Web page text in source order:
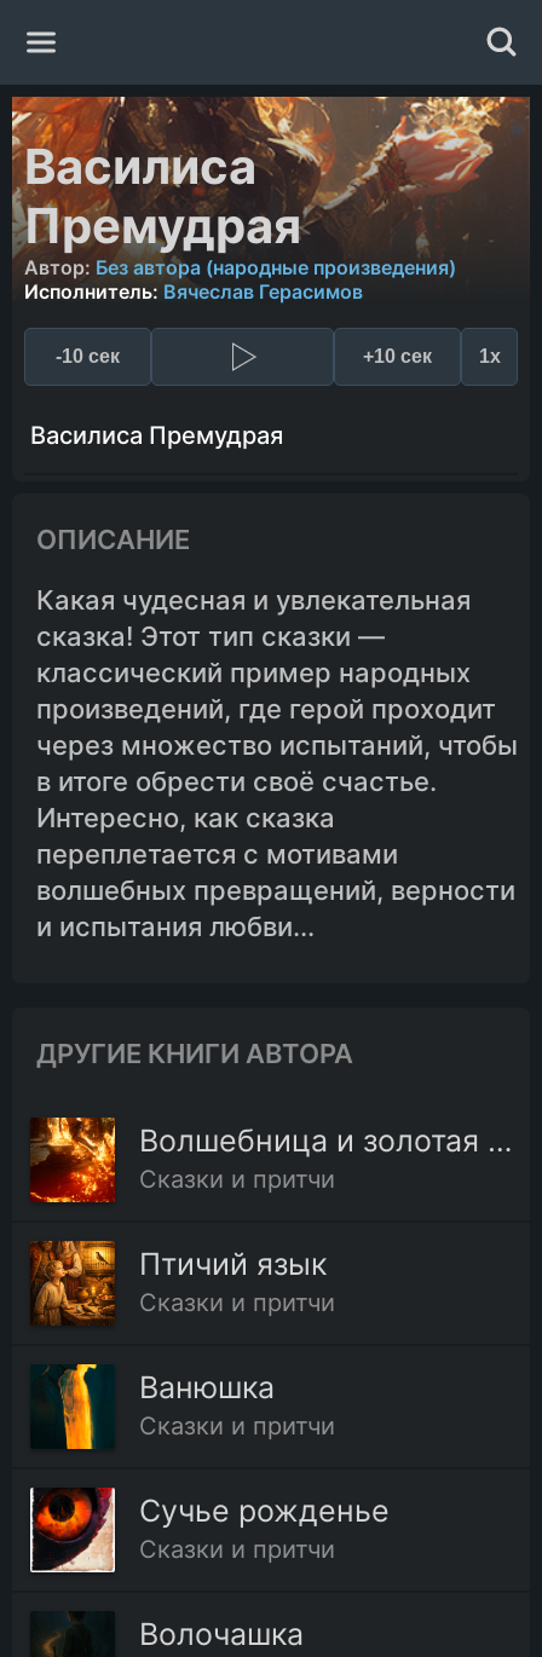
Главная
Жанры
Авторы
Исполнители
Василиса
Премудрая
Автор: Без автора (народные произведения)
Исполнитель: Вячеслав Герасимов
-10 сек +10 сек 1x
Василиса Премудрая
ОПИСАНИЕ
Какая чудесная и увлекательная
сказка! Этот тип сказки —
классический пример народных
произведений, где герой проходит
через множество испытаний, чтобы
в итоге обрести своё счастье.
Интересно, как сказка
переплетается с мотивами
волшебных превращений, верности
и испытания любви...
ДРУГИЕ КНИГИ АВТОРА
Волшебница и золотая утка
Сказки и притчи
Птичий язык
Сказки и притчи
Ванюшка
Сказки и притчи
Сучье рожденье
Сказки и притчи
Волочашка